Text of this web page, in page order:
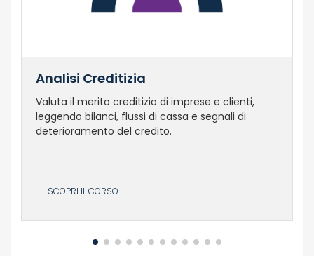
Analisi Creditizia
Valuta il merito creditizio di imprese e clienti,
leggendo bilanci, flussi di cassa e segnali di
deterioramento del credito.
SCOPRI IL CORSO